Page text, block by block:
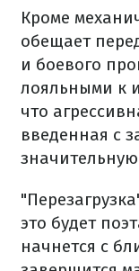
Кроме
обещает
и боевого
лояльными к
что
введенная с
это будет
начнется с